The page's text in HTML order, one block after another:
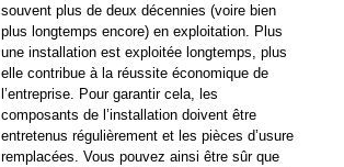
souvent plus de deux décennies (voire bien
plus longtemps encore) en exploitation. Plus
une installation est exploitée longtemps, plus
elle contribue à la réussite économique de
l’entreprise. Pour garantir cela, les
composants de l’installation doivent être
entretenus régulièrement et les pièces d’usure
remplacées. Vous pouvez ainsi être sûr que